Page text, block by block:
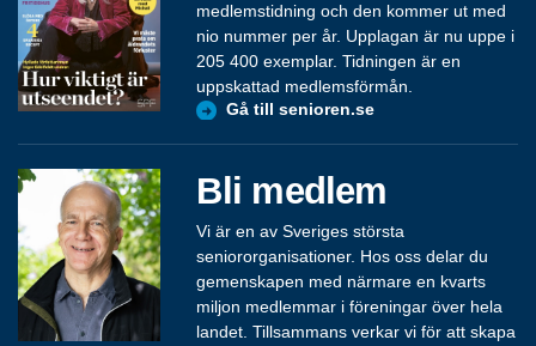
medlemstidning och den kommer ut med
nio nummer per år. Upplagan är nu uppe i
205 400 exemplar. Tidningen är en
uppskattad medlemsförmån.
Gå till senioren.se
Bli medlem
Vi är en av Sveriges största
seniororganisationer. Hos oss delar du
gemenskapen med närmare en kvarts
miljon medlemmar i föreningar över hela
landet. Tillsammans verkar vi för att skapa